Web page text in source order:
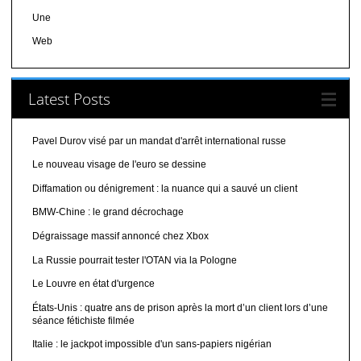
Une
Web
Latest Posts
Pavel Durov visé par un mandat d'arrêt international russe
Le nouveau visage de l'euro se dessine
Diffamation ou dénigrement : la nuance qui a sauvé un client
BMW-Chine : le grand décrochage
Dégraissage massif annoncé chez Xbox
La Russie pourrait tester l'OTAN via la Pologne
Le Louvre en état d'urgence
États-Unis : quatre ans de prison après la mort d’un client lors d’une
séance fétichiste filmée
Italie : le jackpot impossible d'un sans-papiers nigérian